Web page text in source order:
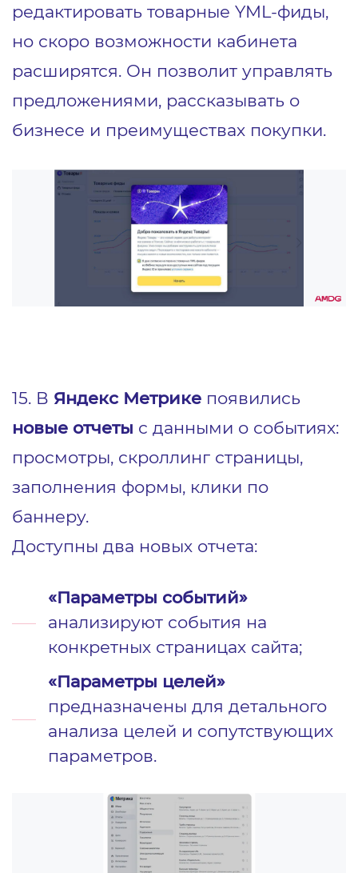
редактировать товарные YML-фиды,
но скоро возможности кабинета
расширятся. Он позволит управлять
предложениями, рассказывать о
бизнесе и преимуществах покупки.
15. В Яндекс Метрике появились
новые отчеты с данными о событиях:
просмотры, скроллинг страницы,
заполнения формы, клики по
баннеру.
Доступны два новых отчета:
«Параметры событий»
анализируют события на
конкретных страницах сайта;
«Параметры целей»
предназначены для детального
анализа целей и сопутствующих
параметров.